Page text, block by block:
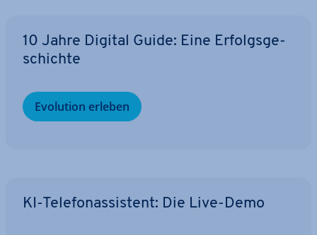
10 Jahre Digital Guide: Eine Er­folgs­ge­
schich­te
Evolution erleben
KI-Te­le­fon­as­sis­tent: Die Live-Demo